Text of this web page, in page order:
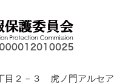
目２－３ 虎ノ門アルセア